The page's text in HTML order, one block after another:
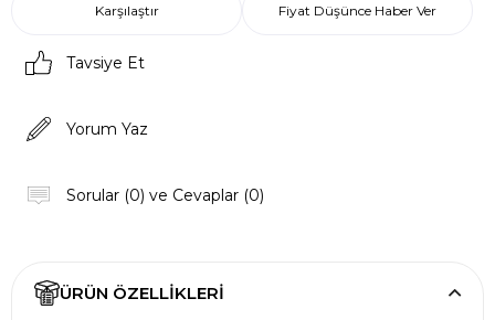
Karşılaştır Fiyat Düşünce Haber Ver
Tavsiye Et
Yorum Yaz
Sorular (0) ve Cevaplar (0)
ÜRÜN ÖZELLIKLERI